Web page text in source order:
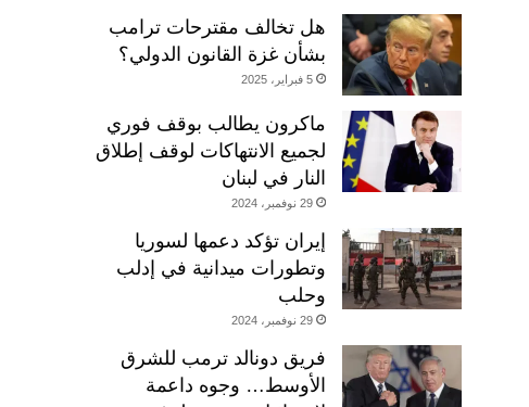
هل تخالف مقترحات ترامب
بشأن غزة القانون الدولي؟
5 فبراير، 2025
ماكرون يطالب بوقف فوري
لجميع الانتهاكات لوقف إطلاق
النار في لبنان
29 نوفمبر، 2024
إيران تؤكد دعمها لسوريا
وتطورات ميدانية في إدلب
وحلب
29 نوفمبر، 2024
فريق دونالد ترمب للشرق
الأوسط… وجوه داعمة